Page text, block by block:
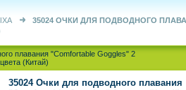
35024 ОЧКИ ДЛЯ ПОДВОДНОГО
плавания "Comfortable Goggles" 2
цвета (Китай)
35024 Очки для подводного плавания